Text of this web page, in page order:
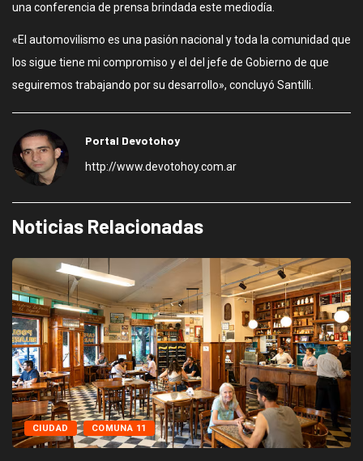
una conferencia de prensa brindada este mediodía.
«El automovilismo es una pasión nacional y toda la comunidad que
los sigue tiene mi compromiso y el del jefe de Gobierno de que
seguiremos trabajando por su desarrollo», concluyó Santilli.
Portal Devotohoy
http://www.devotohoy.com.ar
Noticias Relacionadas
CIUDAD COMUNA 11